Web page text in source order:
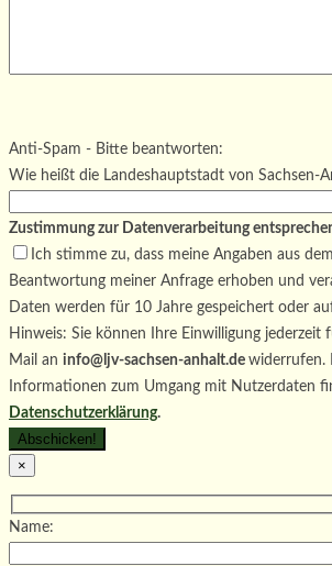
Bitte lasse dieses Feld leer.
Anti-Spam - Bitte beantworten:
Wie heißt die Landeshauptstadt von Sachsen-
Zustimmung zur Datenverarbeitung
Ich stimme zu, dass meine Angaben aus
Beantwortung meiner Anfrage erhoben und
Daten werden für 10 Jahre gespeichert oder
Hinweis: Sie können Ihre Einwilligung jederzeit
Mail an info@ljv-sachsen-anhalt.de widerrufen.
Informationen zum Umgang mit Nutzerdaten
Datenschutzerklärung.
×
Name: